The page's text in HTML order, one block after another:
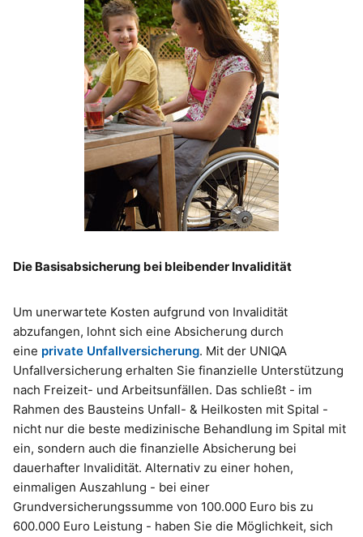
Die Basisabsicherung bei bleibender Invalidität
Um unerwartete Kosten aufgrund von Invalidität
abzufangen, lohnt sich eine Absicherung durch
eine private Unfallversicherung. Mit der UNIQA
Unfallversicherung erhalten Sie finanzielle Unterstützung
nach Freizeit- und Arbeitsunfällen. Das schließt - im
Rahmen des Bausteins Unfall- & Heilkosten mit Spital -
nicht nur die beste medizinische Behandlung im Spital mit
ein, sondern auch die finanzielle Absicherung bei
dauerhafter Invalidität. Alternativ zu einer hohen,
einmaligen Auszahlung - bei einer
Grundversicherungssumme von 100.000 Euro bis zu
600.000 Euro Leistung - haben Sie die Möglichkeit, sich